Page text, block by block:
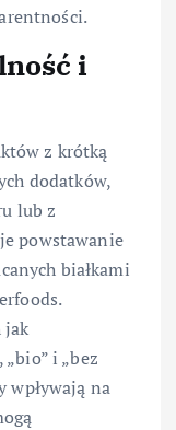
i
z krótką
dodatków,
lub z
powstawanie
białkami
jak
„bio” i „bez
wpływają na